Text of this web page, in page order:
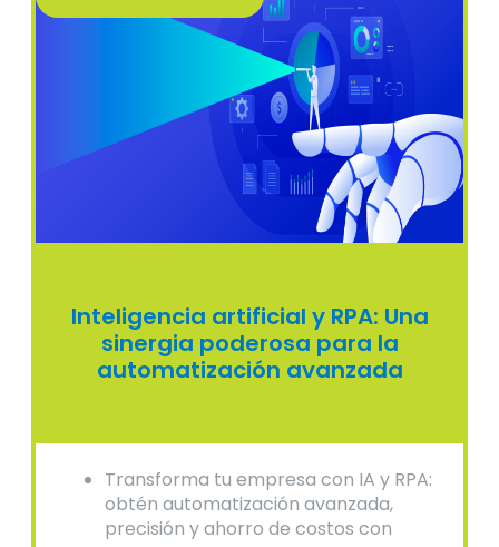
Inteligencia artificial y RPA: Una
sinergia poderosa para la
automatización avanzada
Transforma tu empresa con IA y RPA:
obtén automatización avanzada,
precisión y ahorro de costos con